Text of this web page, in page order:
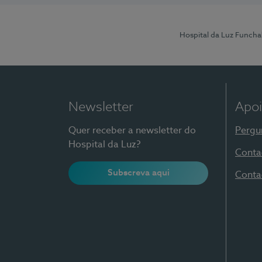
Hospital da Luz Funchal
Newsletter
Quer receber a newsletter do
Hospital da Luz?
Subscreva aqui